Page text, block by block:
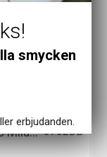
6762DB
Ti Sento Milano Pendant - Blå
I lager
smycken
erbjudanden.